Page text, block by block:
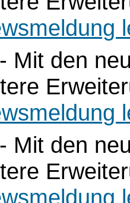
- Mit den
- Mit den